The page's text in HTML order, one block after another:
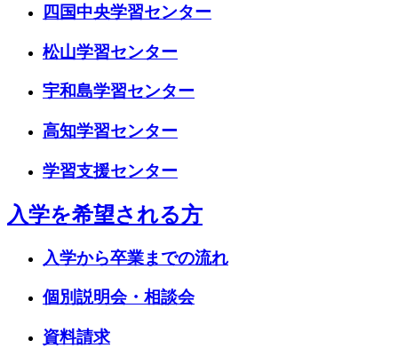
四国中央学習センター
松山学習センター
宇和島学習センター
高知学習センター
学習支援センター
入学を希望される方
入学から卒業までの流れ
個別説明会・相談会
資料請求